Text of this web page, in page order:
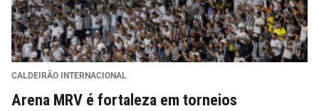
CALDEIRÃO INTERNACIONAL
Arena MRV é fortaleza em torneios